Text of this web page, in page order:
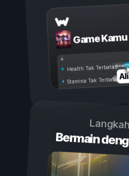
Game Kamu
Nonaktif
Health Tak Terbatas
Stamina Tak Terbatas
Bermain